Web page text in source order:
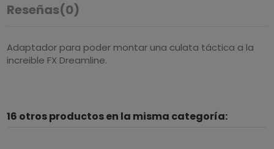
Reseñas(0)
Adaptador para poder montar una culata táctica a la
increible FX Dreamline.
16 otros productos en la misma categoría: